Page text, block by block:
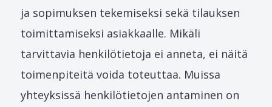
ja sopimuksen tekemiseksi sekä tilauksen
toimittamiseksi asiakkaalle. Mikäli
tarvittavia henkilötietoja ei anneta, ei näitä
toimenpiteitä voida toteuttaa. Muissa
yhteyksissä henkilötietojen antaminen on